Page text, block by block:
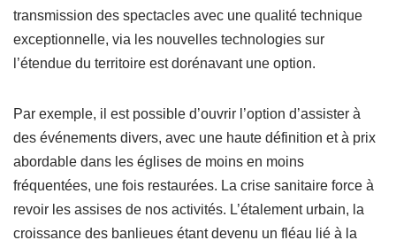
transmission des spectacles avec une qualité technique
exceptionnelle, via les nouvelles technologies sur
l’étendue du territoire est dorénavant une option.
Par exemple, il est possible d’ouvrir l’option d’assister à
des événements divers, avec une haute définition et à prix
abordable dans les églises de moins en moins
fréquentées, une fois restaurées. La crise sanitaire force à
revoir les assises de nos activités. L’étalement urbain, la
croissance des banlieues étant devenu un fléau lié à la